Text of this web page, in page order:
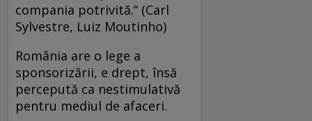
compania potrivită.“ (Carl
Sylvestre, Luiz Moutinho)
România are o lege a
sponsorizării, e drept, însă
percepută ca nestimulativă
pentru mediul de afaceri.